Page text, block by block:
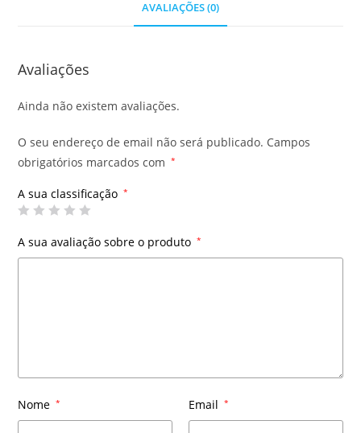
AVALIAÇÕES (0)
Avaliações
Ainda não existem avaliações.
O seu endereço de email não será publicado. Campos
obrigatórios marcados com
*
A sua classificação *
A sua avaliação sobre o produto *
Nome * Email *